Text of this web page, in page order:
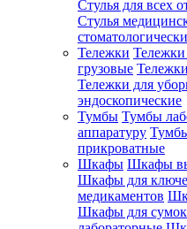
Стулья для всех
Стулья
Тележки
грузовые
Тележки для
эндоскопические
Тумбы Тумбы
аппаратуру
прикроватные
Шкафы Шкафы
Шкафы для
медикаментов
Шкафы для сумок